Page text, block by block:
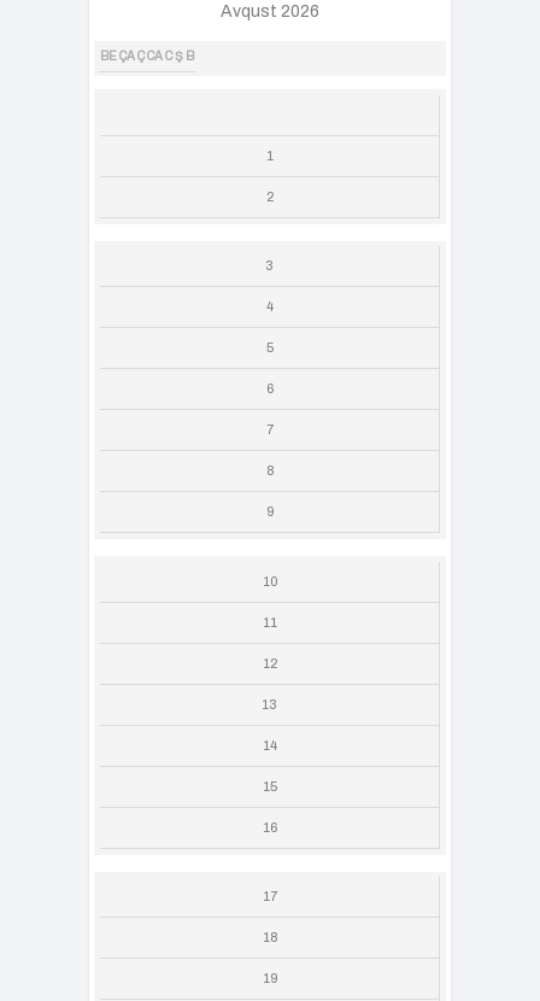
Avqust 2026
BE ÇA Ç CA C Ş B
1
2
3
4
5
6
7
8
9
10
11
12
13
14
15
16
17
18
19